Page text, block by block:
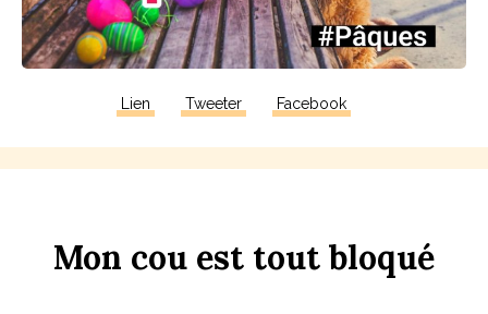
Lien Tweeter Facebook
Mon cou est tout bloqué